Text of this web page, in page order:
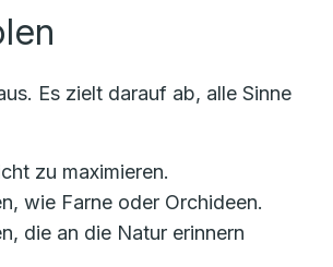
Es zielt darauf ab, alle Sinne
zu maximieren.
wie Farne oder Orchideen.
die an die Natur erinnern